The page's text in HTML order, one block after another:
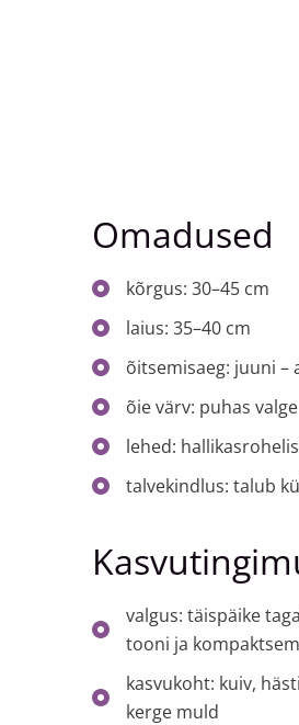
Omadused
kõrgus: 30–45 cm
laius: 35–40 cm
õitsemisaeg: juuni –
õie värv: puhas valge
lehed:
talvekindlus: talub
valgus: täispäike
tooni ja
kasvukoht: kuiv,
kerge muld